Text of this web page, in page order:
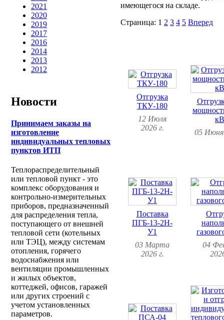
2021
2020
2019
2017
2016
2014
2013
2012
Новости
Принимаем заказы на
изготовление
индивидуальных тепловых
пунктов ИТП
Теплораспределительный
или тепловой пункт - это
комплекс оборудования и
контрольно-измерительных
приборов, предназначенный
для распределения тепла,
поступающего от внешней
тепловой сети (котельных
или ТЭЦ), между системам
отопления, горячего
водоснабжения или
вентиляции промышленных
и жилых объектов,
коттеджей, офисов, гаражей
или других строений с
учетом установленных
параметров.
имеющегося на складе.
Страница: 1 2 3 4 5 Вперед
Отгрузка
ТКУ-180
12 Июля
2026 г.
05 Июня
Поставка
ПГБ-13-2Н-
У1
03 Марта
2026 г.
04